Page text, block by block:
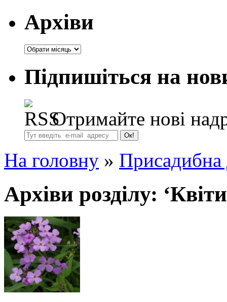
Архіви
Архіви
Підпишіться на
Отримайте нові
На головну » Присадибна
Архіви розділу: